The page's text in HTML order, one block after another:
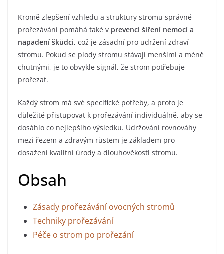
Kromě zlepšení vzhledu a struktury stromu správné
prořezávání pomáhá také v prevenci šíření nemocí a
napadení škůdci, což je zásadní pro udržení zdraví
stromu. Pokud se plody stromu stávají menšími a méně
chutnými, je to obvykle signál, že strom potřebuje
prořezat.
Každý strom má své specifické potřeby, a proto je
důležité přistupovat k prořezávání individuálně, aby se
dosáhlo co nejlepšího výsledku. Udržování rovnováhy
mezi řezem a zdravým růstem je základem pro
dosažení kvalitní úrody a dlouhověkosti stromu.
Obsah
Zásady prořezávání ovocných stromů
Techniky prořezávání
Péče o strom po prořezání